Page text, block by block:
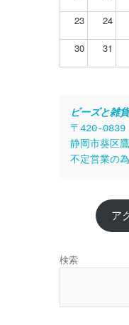
23 24
30 31
ビーズと雑
〒420-0839
静岡市葵区
不定営業の
ア
検索